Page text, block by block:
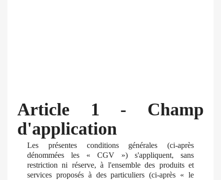
Article 1 - Champ
d'application
Les présentes conditions générales (ci-après
dénommées les « CGV ») s'appliquent, sans
restriction ni réserve, à l'ensemble des produits et
services proposés à des particuliers (ci-après « le